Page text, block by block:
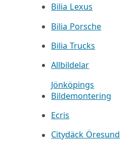
Bilia Lexus
Bilia Porsche
Bilia Trucks
Allbildelar
Jönköpings
Bildemontering
Ecris
Citydäck Öresund